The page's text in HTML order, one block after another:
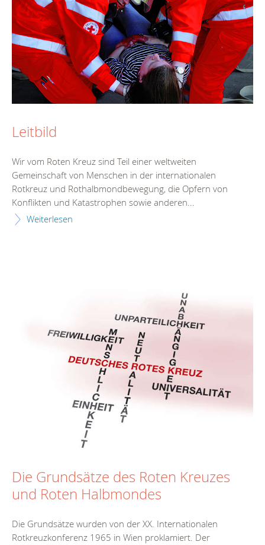
Leitbild
Wir vom Roten Kreuz sind Teil einer weltweiten
Gemeinschaft von Menschen in der internationalen
Rotkreuz und Rothalbmondbewegung, die Opfern von
Konflikten und Katastrophen sowie anderen...
Weiterlesen
Die Grundsätze des Roten Kreuzes
und Roten Halbmondes
Die Grundsätze wurden von der XX. Internationalen
Rotkreuzkonferenz 1965 in Wien proklamiert. Der